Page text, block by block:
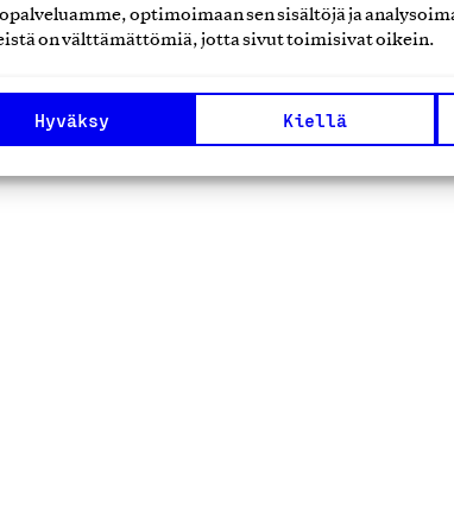
optimoimaan sen sisältöjä ja
on välttämättömiä, jotta sivut toimisivat oikein.
Hyväksy Kiellä
Edelliset